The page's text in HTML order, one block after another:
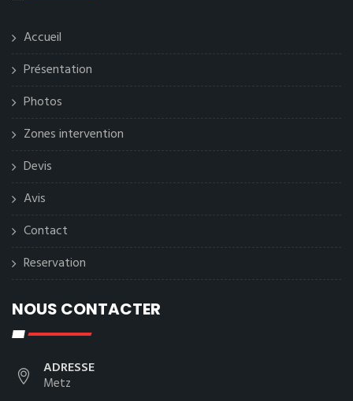
Accueil
Présentation
Photos
Zones intervention
Devis
Avis
Contact
Reservation
NOUS CONTACTER
ADRESSE
Metz